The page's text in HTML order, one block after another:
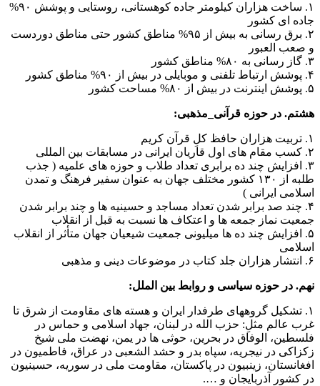
۱. ساخت هزاران کیلومتر جاده کوهستانی، روستایی و پوشش ۹۰%
جاده ای کشور
۲. برق رسانی به بیش از ۹۵% مناطق کشور حتی مناطق دوردست
و صعب العبور
۳. گاز رسانی به ۸۰% مناطق کشور
۴. پوشش ارتباط تلفنی و موبایلی در بیش از ۹۰% مناطق کشور
۵. پوشش اینترنت در بیش از ۸۰% مساحت کشور
هشتم. در حوزه قرآنی_مذهبی:
۱. تربیت هزاران حافظ کلِ قرآن کریم
۲. کسب مقام های اول قاریان ایرانی در مسابقات بین المللی
۳. افزایش چند ده برابری تعداد طلاب و حوزه های علمیه ( جذب
طلبه از ۱۳۰ کشور مختلف جهان به عنوان سفیر فرهنگ و تمدن
اسلامی ایرانی )
۴. چند صد برابر شدن تعداد مساجد و حسینیه ها و چند برابر شدن
جمعیت نماز جمعه ها و اعتکاف ها نسبت به قبل از انقلاب
۵. افزایش چند ده ها میلیونی جمعیت شیعیان جهان متأثر از انقلاب
اسلامی
۶. انتشار هزاران جلد کتاب در موضوعات دینی و مذهبی
نهم. در حوزه سیاسی و روابط بین الملل:
۱. تشکیل گروههای طرفدار ایران و هسته های مقاومت از شرق تا
غرب عالم مثلِ: حزب الله در لبنان، جهاد اسلامی و حماس در
فلسطین، الوفاق در بحرین، حوثی ها در یمن، نهضت ملی شیخ
زکزاکی در نیجریه، سپاه بدر و حشد الشعبی در عراق، فاطمیون در
افغانستان، زینبیون در پاکستان، مقاومت ملی در سوریه، حسینیون
در کشور آذربایجان و ….